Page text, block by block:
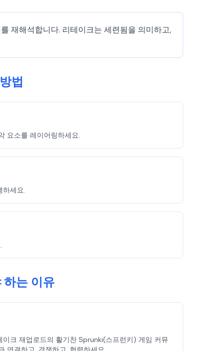
재해석합니다. 리테이크는 세련됨을 의미하고,
법
요소를 레이어링하세요.
하세요.
는 이유
크 재업로드의 활기찬 Sprunki(스프런키) 게임 커뮤